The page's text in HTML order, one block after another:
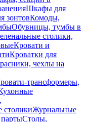
Шкафы для
зонтовКомоды,
Обувницы, тумбы в
столики,
Кровати и
Кроватки для
чехлы на
трансформеры,
столикиЖурнальные
Столы,